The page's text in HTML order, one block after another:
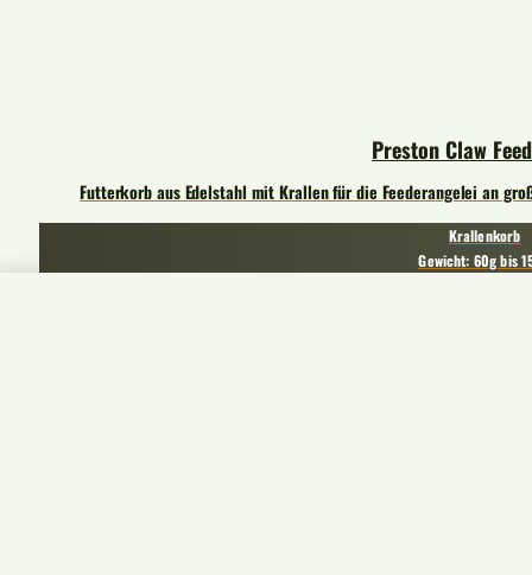
Preston Claw
Futterkorb aus Edelstahl mit Krallen für die Feederangelei an
Krallenkorb
Gewicht: 60g bis